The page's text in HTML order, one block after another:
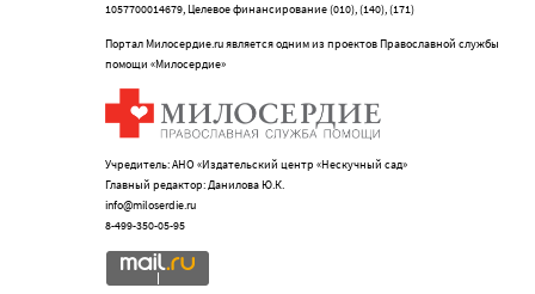
1057700014679, Целевое финансирование (010), (140), (171)
Портал Милосердие.ru является одним из проектов Православной службы
помощи «Милосердие»
Учредитель: АНО «Издательский центр «Нескучный сад»
Главный редактор: Данилова Ю.К.
info@miloserdie.ru
8-499-350-05-95